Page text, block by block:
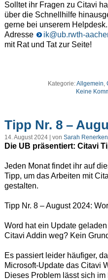
Solltet ihr Fragen zu Citavi
über die Schnellhilfe
gerne bei unserem
Adresse
ik@ub.rwth-
mit Rat und Tat zur Seite!
Kategorie:Allgemein,
Keine
Tipp Nr. 8 –
14. August 2024 | von Sarah Renerken
Die UB präsentiert: Citavi
Jeden Monat findet ihr auf
Tipp, um das Arbeiten mit
gestalten.
Tipp Nr. 8 – August 2024:
Word hat ein Update
Citavi Addin weg? Kein
Es passiert leider häufiger,
Microsoft-Update das Citavi
Dieses Problem lässt sich